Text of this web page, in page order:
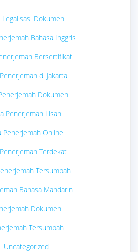
Legalisasi Dokumen
Bahasa Inggris
Bersertifikat
Penerjemah di Jakarta
Dokumen
Penerjemah Lisan
Penerjemah Online
Penerjemah Terdekat
Tersumpah
Bahasa Mandarin
Dokumen
Tersumpah
Uncategorized